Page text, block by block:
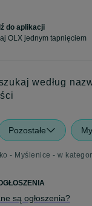
do aplikacji
OLX jednym tapnięciem
według
Pozostałe
- Myślenice - w
są ogłoszenia?